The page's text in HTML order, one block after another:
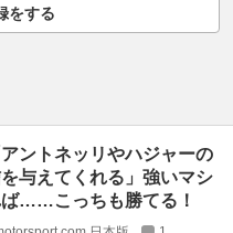
をする
ントネッリやハジャーの
与えてくれる」強いマシ
ば……こっちも勝てる！